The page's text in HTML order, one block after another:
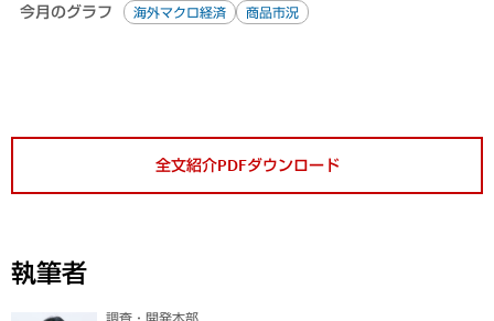
今月のグラフ 海外マクロ経済 商品市況
全文紹介PDFダウンロード
執筆者